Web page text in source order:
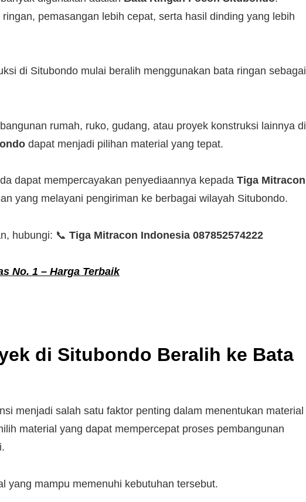
pemasangan lebih cepat, serta hasil dinding yang lebih
di Situbondo mulai beralih menggunakan bata ringan sebagai
rumah, ruko, gudang, atau proyek konstruksi lainnya di
dapat menjadi pilihan material yang tepat.
dapat mempercayakan penyediaannya kepada Tiga Mitracon
yang melayani pengiriman ke berbagai wilayah Situbondo.
hubungi: 📞 Tiga Mitracon Indonesia 087852574222
No. 1 – Harga Terbaik
di Situbondo Beralih ke Bata
menjadi salah satu faktor penting dalam menentukan material
material yang dapat mempercepat proses pembangunan
yang mampu memenuhi kebutuhan tersebut.